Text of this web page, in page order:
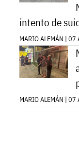
intento de
MARIO ALEMÁN | 07
MARIO ALEMÁN | 07